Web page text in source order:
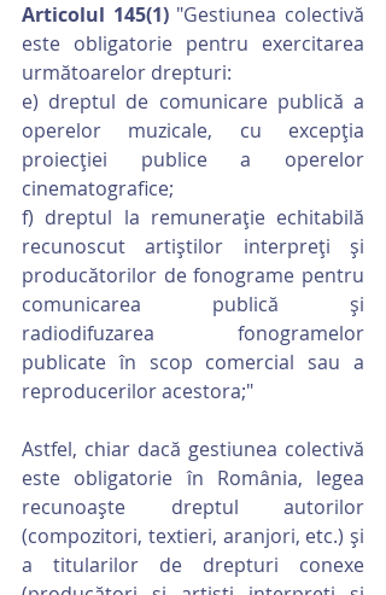
Articolul 145(1) "Gestiunea colectivă
este obligatorie pentru exercitarea
următoarelor drepturi:
e) dreptul de comunicare publică a
operelor muzicale, cu excepția
proiecției publice a operelor
cinematografice;
f) dreptul la remunerație echitabilă
recunoscut artiștilor interpreți și
producătorilor de fonograme pentru
comunicarea publică și
radiodifuzarea fonogramelor
publicate în scop comercial sau a
reproducerilor acestora;"
Astfel, chiar dacă gestiunea colectivă
este obligatorie în România, legea
recunoaște dreptul autorilor
(compozitori, textieri, aranjori, etc.) și
a titularilor de drepturi conexe